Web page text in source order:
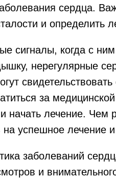
сердца.
и определить
сигналы, когда с
нерегулярные
за
начать лечение. Чем
успешное лечение
заболеваний
и